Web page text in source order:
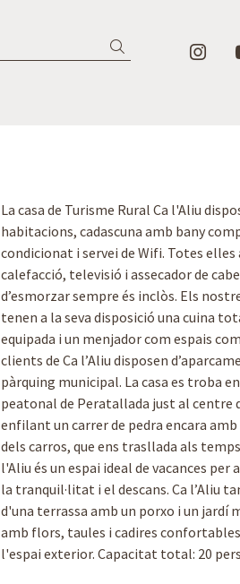
La casa de Turisme Rural Ca l'Aliu
habitacions, cadascuna amb bany
condicionat i servei de Wifi. Totes elles
calefacció, televisió i assecador de
d’esmorzar sempre és inclòs. Els
tenen a la seva disposició una cuina
equipada i un menjador com espais
clients de Ca l’Aliu disposen
pàrquing municipal. La casa es troba
peatonal de Peratallada just al centre
enfilant un carrer de pedra encara amb
dels carros, que ens trasllada als
l'Aliu és un espai ideal de vacances per
la tranquil·litat i el descans. Ca l’Aliu
d'una terrassa amb un porxo i un jardí
amb flors, taules i cadires
l'espai exterior. Capacitat total: 20